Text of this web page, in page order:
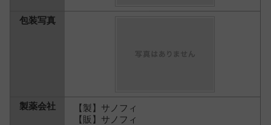
【製】サノフィ
【販】サノフィ